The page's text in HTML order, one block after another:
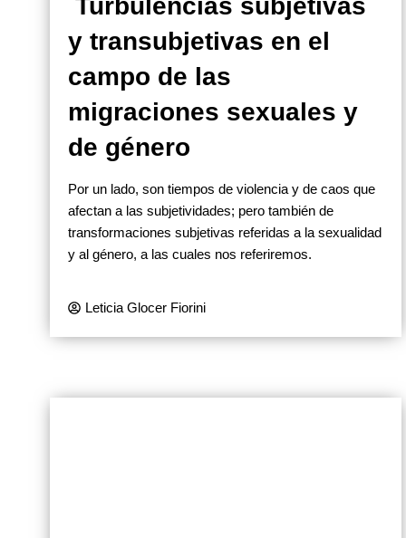
Turbulencias subjetivas
y transubjetivas en el
campo de las
migraciones sexuales y
de género
Por un lado, son tiempos de violencia y de caos que
afectan a las subjetividades; pero también de
transformaciones subjetivas referidas a la sexualidad
y al género, a las cuales nos referiremos.
Leticia Glocer Fiorini